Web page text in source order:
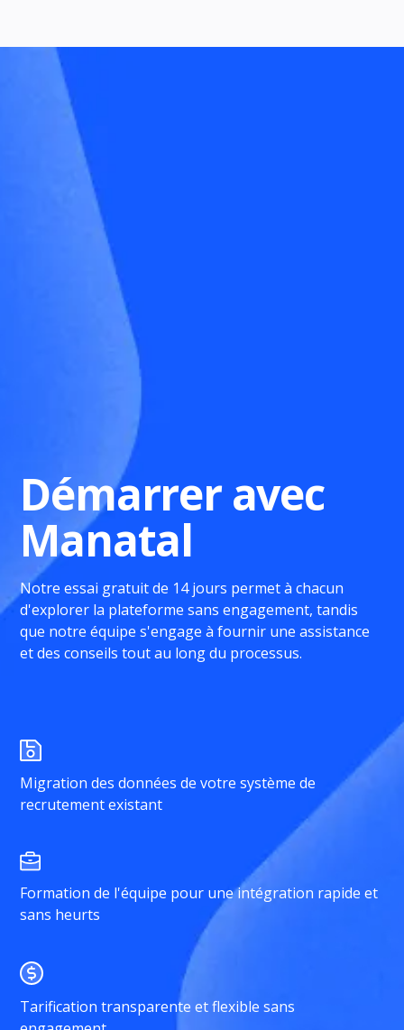
Démarrer avec
Manatal
Notre essai gratuit de 14 jours permet à chacun
d'explorer la plateforme sans engagement, tandis
que notre équipe s'engage à fournir une assistance
et des conseils tout au long du processus.
Migration des données de votre système de
recrutement existant
Formation de l'équipe pour une intégration rapide et
sans heurts
Tarification transparente et flexible sans